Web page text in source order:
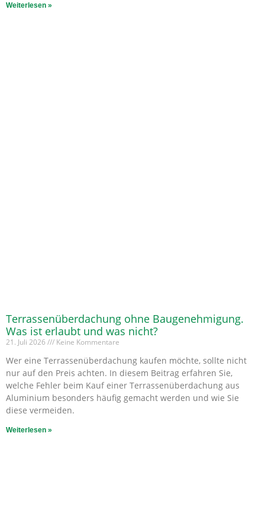
Weiterlesen »
Terrassenüberdachung ohne Baugenehmigung.
Was ist erlaubt und was nicht?
21. Juli 2026 Keine Kommentare
Wer eine Terrassenüberdachung kaufen möchte, sollte nicht
nur auf den Preis achten. In diesem Beitrag erfahren Sie,
welche Fehler beim Kauf einer Terrassenüberdachung aus
Aluminium besonders häufig gemacht werden und wie Sie
diese vermeiden.
Weiterlesen »